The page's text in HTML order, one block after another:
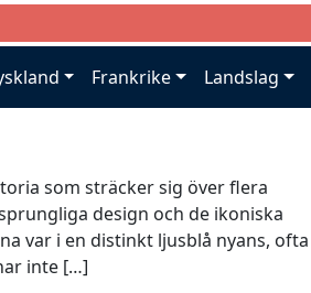
Frankrike Landslag
som sträcker sig över flera
design och de ikoniska
var i en distinkt ljusblå nyans, ofta
inte […]